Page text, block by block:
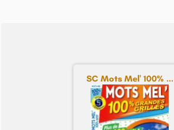
SC Mots Mel' 100% ...